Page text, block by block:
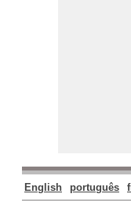
English português